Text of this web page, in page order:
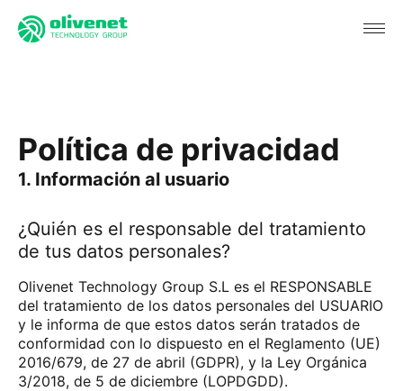
Política de privacidad
1. Información al usuario
¿Quién es el responsable del tratamiento
de tus datos personales?
Olivenet Technology Group S.L es el RESPONSABLE
del tratamiento de los datos personales del USUARIO
y le informa de que estos datos serán tratados de
conformidad con lo dispuesto en el Reglamento (UE)
2016/679, de 27 de abril (GDPR), y la Ley Orgánica
3/2018, de 5 de diciembre (LOPDGDD).